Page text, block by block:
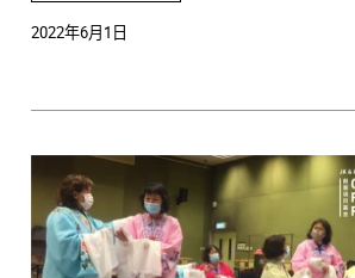
2022年6月1日